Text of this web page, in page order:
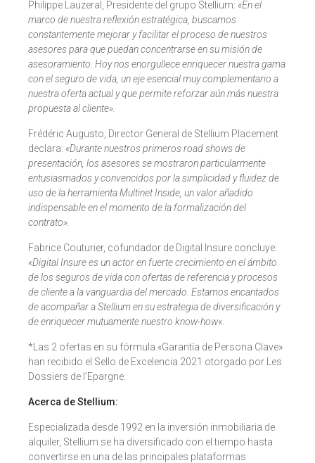
Philippe Lauzeral, Presidente del grupo Stellium: «En el
marco de nuestra reflexión estratégica, buscamos
constantemente mejorar y facilitar el proceso de nuestros
asesores para que puedan concentrarse en su misión de
asesoramiento. Hoy nos enorgullece enriquecer nuestra gama
con el seguro de vida, un eje esencial muy complementario a
nuestra oferta actual y que permite reforzar aún más nuestra
propuesta al cliente».
Frédéric Augusto, Director General de Stellium Placement
declara: «Durante nuestros primeros road shows de
presentación, los asesores se mostraron particularmente
entusiasmados y convencidos por la simplicidad y fluidez de
uso de la herramienta Multinet Inside, un valor añadido
indispensable en el momento de la formalización del
contrato».
Fabrice Couturier, cofundador de Digital Insure concluye:
«Digital Insure es un actor en fuerte crecimiento en el ámbito
de los seguros de vida con ofertas de referencia y procesos
de cliente a la vanguardia del mercado. Estamos encantados
de acompañar a Stellium en su estrategia de diversificación y
de enriquecer mutuamente nuestro know-how«.
*Las 2 ofertas en su fórmula «Garantía de Persona Clave»
han recibido el Sello de Excelencia 2021 otorgado por Les
Dossiers de l’Epargne.
Acerca de Stellium:
Especializada desde 1992 en la inversión inmobiliaria de
alquiler, Stellium se ha diversificado con el tiempo hasta
convertirse en una de las principales plataformas